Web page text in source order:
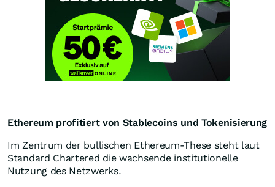
Ethereum profitiert von Stablecoins und Tokenisierung
Im Zentrum der bullischen Ethereum-These steht laut
Standard Chartered die wachsende institutionelle
Nutzung des Netzwerks.